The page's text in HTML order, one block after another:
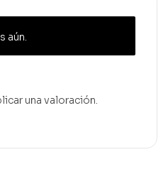
aún.
una valoración.